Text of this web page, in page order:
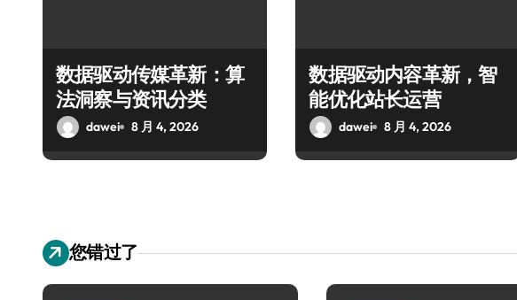
数据驱动传媒革新：算
法洞察与资讯分类
dawei 8 月 4, 2026
数据驱动内容革新，智
能优化站长运营
dawei 8 月 4, 2026
您错过了